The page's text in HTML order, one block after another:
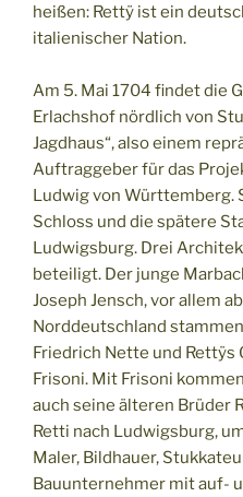
heißen: Rettÿ ist ein
italienischer Nation.
Am 5. Mai 1704 findet die
Erlachshof nördlich von
Jagdhaus“, also einem
Auftraggeber für das
Ludwig von Württemberg.
Schloss und die spätere
Ludwigsburg. Drei
beteiligt. Der junge
Joseph Jensch, vor allem
Norddeutschland
Friedrich Nette und Rettÿs
Frisoni. Mit Frisoni
auch seine älteren Brüder
Retti nach Ludwigsburg,
Maler, Bildhauer,
Bauunternehmer mit auf-